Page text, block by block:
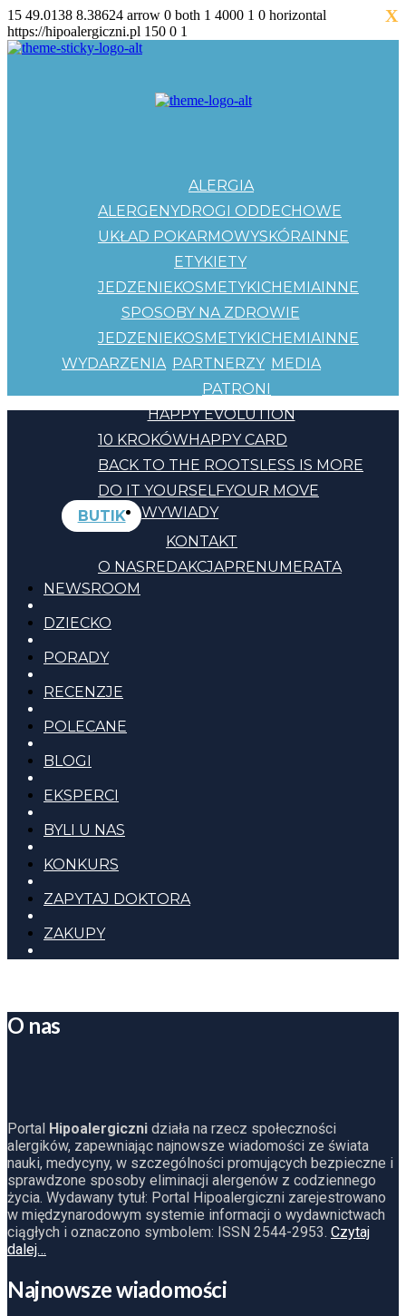
15 49.0138 8.38624 arrow 0 both 1 4000 1 0 horizontal
https://hipoalergiczni.pl 150 0 1
ALERGIA
ALERGENYDROGI ODDECHOWE
UKŁAD POKARMOWYSKÓRAINNE
ETYKIETY
JEDZENIEKOSMETYKICHEMIAINNE
SPOSOBY NA ZDROWIE
JEDZENIEKOSMETYKICHEMIAINNE
WYDARZENIA PARTNERZY
PATRONI
MEDIA
HAPPY EVOLUTION
10 KROKÓWHAPPY CARD
BACK TO THE ROOTSLESS IS MORE
DO IT YOURSELFYOUR MOVE
BUTIK
KONTAKT
O NASREDAKCJAPRENUMERATA
WYWIADY
NEWSROOM
DZIECKO
PORADY
RECENZJE
POLECANE
BLOGI
EKSPERCI
BYLI U NAS
KONKURS
ZAPYTAJ DOKTORA
ZAKUPY
O nas
Portal Hipoalergiczni działa na rzecz społeczności
alergików, zapewniając najnowsze wiadomości ze świata
nauki, medycyny, w szczególności promujących bezpieczne i
sprawdzone sposoby eliminacji alergenów z codziennego
życia. Wydawany tytuł: Portal Hipoalergiczni zarejestrowano
w międzynarodowym systemie informacji o wydawnictwach
ciągłych i oznaczono symbolem: ISSN 2544-2953. Czytaj
dalej…
Najnowsze wiadomości
X